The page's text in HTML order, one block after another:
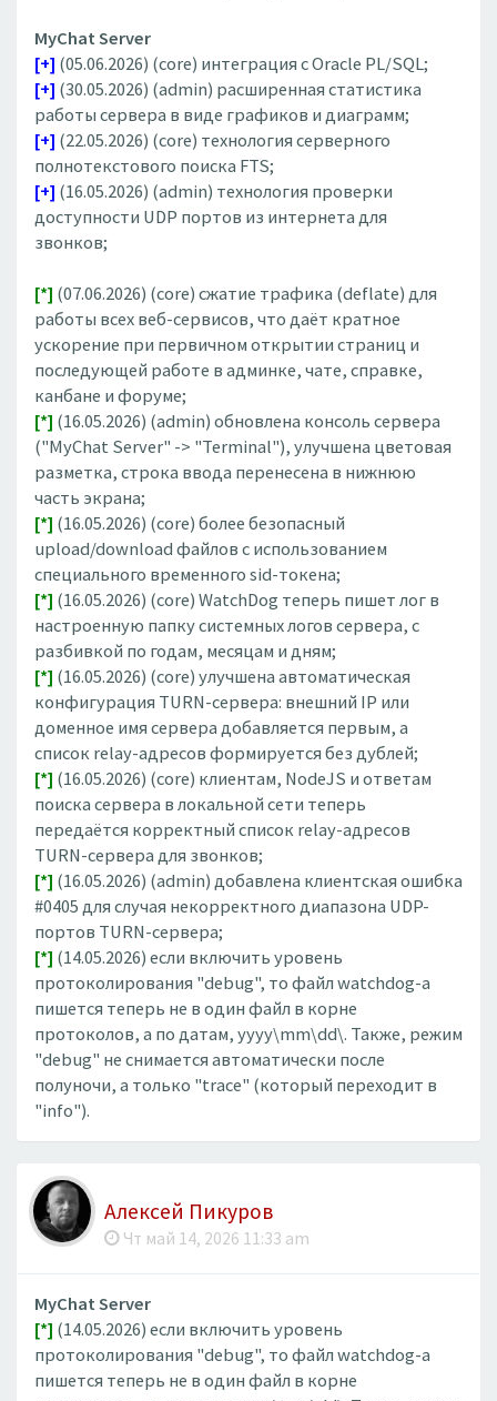
MyChat Server
[+] (05.06.2026) (core) интеграция с Oracle PL/SQL;
[+] (30.05.2026) (admin) расширенная статистика
работы сервера в виде графиков и диаграмм;
[+] (22.05.2026) (core) технология серверного
полнотекстового поиска FTS;
[+] (16.05.2026) (admin) технология проверки
доступности UDP портов из интернета для
звонков;
[*] (07.06.2026) (core) сжатие трафика (deflate) для
работы всех веб-сервисов, что даёт кратное
ускорение при первичном открытии страниц и
последующей работе в админке, чате, справке,
канбане и форуме;
[*] (16.05.2026) (admin) обновлена консоль сервера
("MyChat Server" -> "Terminal"), улучшена цветовая
разметка, строка ввода перенесена в нижнюю
часть экрана;
[*] (16.05.2026) (core) более безопасный
upload/download файлов с использованием
специального временного sid-токена;
[*] (16.05.2026) (core) WatchDog теперь пишет лог в
настроенную папку системных логов сервера, с
разбивкой по годам, месяцам и дням;
[*] (16.05.2026) (core) улучшена автоматическая
конфигурация TURN-сервера: внешний IP или
доменное имя сервера добавляется первым, а
список relay-адресов формируется без дублей;
[*] (16.05.2026) (core) клиентам, NodeJS и ответам
поиска сервера в локальной сети теперь
передаётся корректный список relay-адресов
TURN-сервера для звонков;
[*] (16.05.2026) (admin) добавлена клиентская ошибка
#0405 для случая некорректного диапазона UDP-
портов TURN-сервера;
[*] (14.05.2026) если включить уровень
протоколирования "debug", то файл watchdog-а
пишется теперь не в один файл в корне
протоколов, а по датам, yyyy\mm\dd\. Также, режим
"debug" не снимается автоматически после
полуночи, а только "trace" (который переходит в
"info").
Алексей Пикуров
Чт май 14, 2026 11:33 am
MyChat Server
[*] (14.05.2026) если включить уровень
протоколирования "debug", то файл watchdog-а
пишется теперь не в один файл в корне